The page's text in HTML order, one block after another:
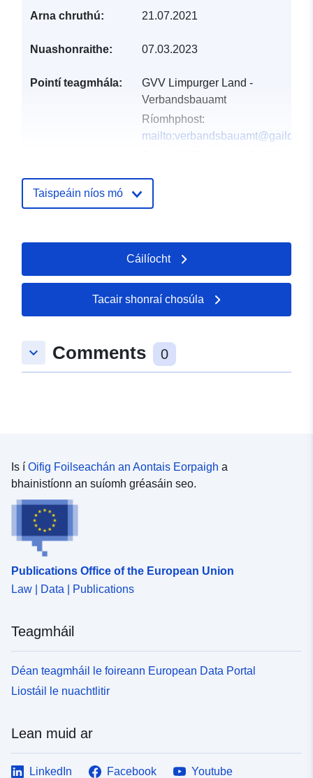
Arna chruthú: 21.07.2021
Nuashonraithe: 07.03.2023
Pointí teagmhála:
GVV Limpurger Land -
Verbandsbauamt
Ríomhphost:
URL:
Taifead Catalóige: Curtha le data.europa.eu: 21
February 2026
Nuashonraithe ar data.europa.eu:
25 July 2026
9.8322306, 48.9742312 ], [
9.8349805, 48.9742312 ], [
uriRef:
http://data.europa.eu/88u/dataset/
9faa-4913-8a10-19f25040c6fc
Taispeáin níos mó
Cáilíocht
Tacair shonraí chosúla
keyboard_arrow_down Comments 0
Is í Oifig Foilseachán an Aontais Eorpaigh a
bhainistíonn an suíomh gréasáin seo.
Publications Office of the European Union
Law | Data | Publications
Teagmháil
Déan teagmháil le foireann European Data Portal
Liostáil le nuachtlitir
Lean muid ar
LinkedIn Facebook
Youtube